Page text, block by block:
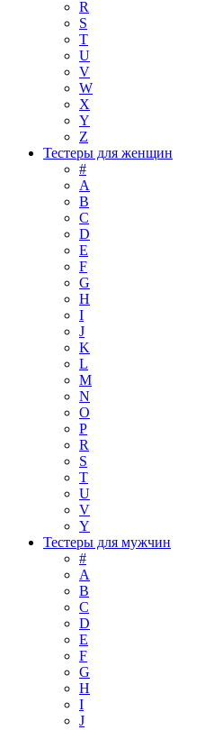
R
S
T
U
V
W
X
Y
Z
Тестеры для женщин
#
A
B
C
D
E
F
G
H
I
J
K
L
M
N
O
P
R
S
T
U
V
Y
Тестеры для мужчин
#
A
B
C
D
E
F
G
H
I
J